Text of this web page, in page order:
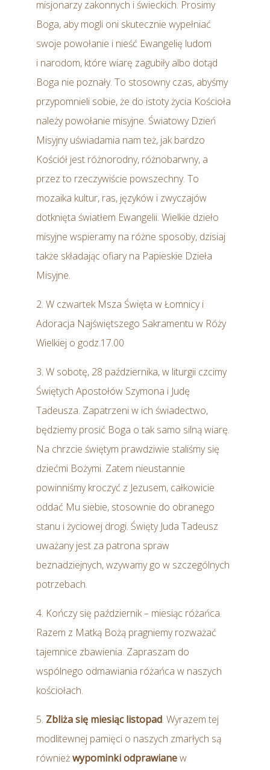
misjonarzy zakonnych i świeckich. Prosimy
Boga, aby mogli oni skutecznie wypełniać
swoje powołanie i nieść Ewangelię ludom
i narodom, które wiarę zagubiły albo dotąd
Boga nie poznały. To stosowny czas, abyśmy
przypomnieli sobie, że do istoty życia Kościoła
należy powołanie misyjne. Światowy Dzień
Misyjny uświadamia nam też, jak bardzo
Kościół jest różnorodny, różnobarwny, a
przez to rzeczywiście powszechny. To
mozaika kultur, ras, języków i zwyczajów
dotknięta światłem Ewangelii. Wielkie dzieło
misyjne wspieramy na różne sposoby, dzisiaj
także składając ofiary na Papieskie Dzieła
Misyjne.
2. W czwartek Msza Święta w Łomnicy i
Adoracja Najświętszego Sakramentu w Róży
Wielkiej o godz.17.00
3. W sobotę, 28 października, w liturgii czcimy
Świętych Apostołów Szymona i Judę
Tadeusza. Zapatrzeni w ich świadectwo,
będziemy prosić Boga o tak samo silną wiarę.
Na chrzcie świętym prawdziwie staliśmy się
dziećmi Bożymi. Zatem nieustannie
powinniśmy kroczyć z Jezusem, całkowicie
oddać Mu siebie, stosownie do obranego
stanu i życiowej drogi. Święty Juda Tadeusz
uważany jest za patrona spraw
beznadziejnych, wzywamy go w szczególnych
potrzebach.
4. Kończy się październik – miesiąc różańca.
Razem z Matką Bożą pragniemy rozważać
tajemnice zbawienia. Zapraszam do
wspólnego odmawiania różańca w naszych
kościołach.
5. Zbliża się miesiąc listopad. Wyrazem tej
modlitewnej pamięci o naszych zmarłych są
równieżwypominki odprawianew